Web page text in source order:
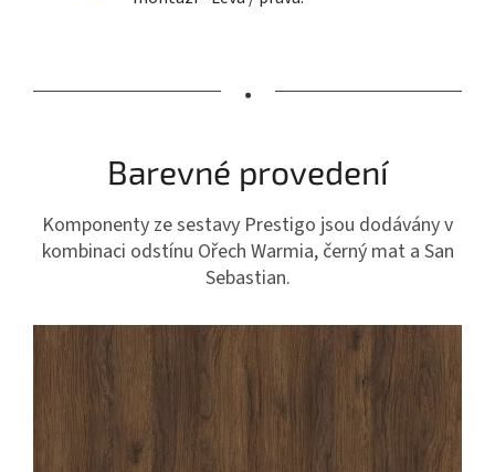
•
Barevné provedení
Komponenty ze sestavy Prestigo jsou dodávány v
kombinaci odstínu Ořech Warmia, černý mat a San
Sebastian.